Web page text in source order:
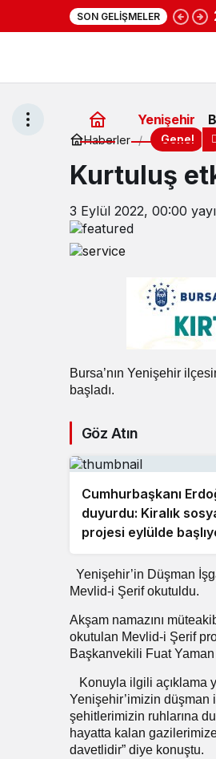
SON GELIŞMELER
Yenişehir
Haberler Genel
Kurtuluş
3 Eylül 2022, 00:00
Bursa’nın Yenişehir
başladı.
Göz Atın
Cumhurbaşkanı
duyurdu: Kiralık
projesi eylülde
Yenişehir’in Düşman
Mevlid-i Şerif okutuldu.
Akşam namazını
okutulan Mevlid-i Şerif
Başkanvekili Fuat
Konuyla ilgili açıklama
Yenişehir’imizin düşman
şehitlerimizin ruhlarına
hayatta kalan
davetlidir” diye konuştu.